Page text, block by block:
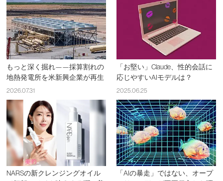
もっと深く掘れ——採算割れの
地熱発電所を米新興企業が再生
2026.07.31
「お堅い」Claude、性的会話に
応じやすいAIモデルは？
2025.06.25
NARSの新クレンジングオイル
「AIの暴走」ではない、オープ